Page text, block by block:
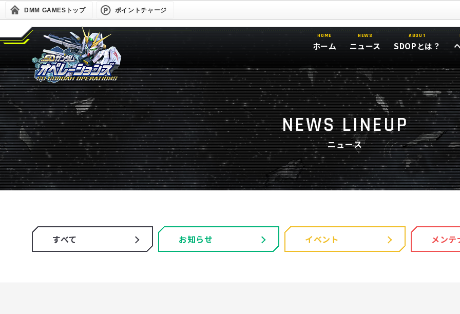
DMM GAMESトップ ポイントチャージ
HOME
ホーム
NEWS
ニュース
ABOUT
SDOPとは？
NEWS LINEUP
ニュース
すべて お知らせ イベント メンテ